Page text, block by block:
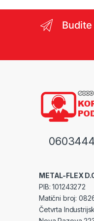
METAL-FLEX
PIB: 101243272
Matični broj:
Četvrta